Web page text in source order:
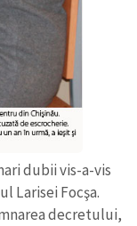
dubii vis-a-vis
Larisei Focşa.
decretului,